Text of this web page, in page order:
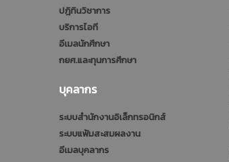
ปฎิทินวิชาการ
บริการไอที
อีเมลนักศึกษา
กยศ.และทุนการศึกษา
บุคลากร
ระบบสำนักงานอิเล็กทรอนิกส์
ระบบแฟ้มสะสมผลงาน
อีเมลบุคลากร